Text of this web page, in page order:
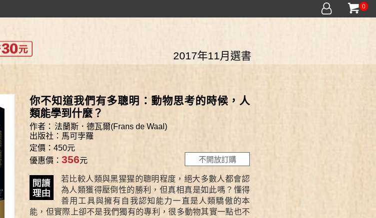
0
2017年11月選書
你不知道我們有多聰明：動物思考的時候，人
類能學到什麼？
作者： 法蘭斯．德瓦爾(Frans de Waal)
出版社： 馬可孛羅
定價：450元
優惠價： 356元 不開放訂購
若比較人類與黑猩猩的聰明程度，絕大多數人都會認
為人類獲得壓倒性的勝利，但真相真是如此嗎？懂得
善用工具與擁有自我認知能力一直是人類驕傲的本
能，但實際上卻不是我們獨有的專利，很多動物其實一點也不